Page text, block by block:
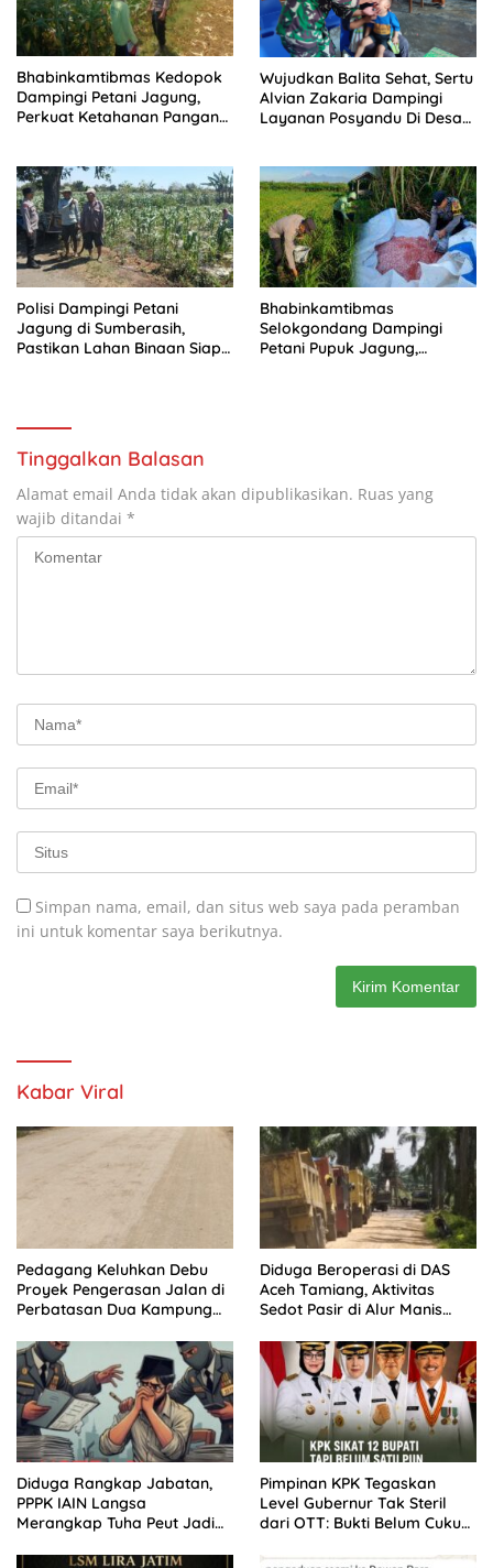
Bhabinkamtibmas Kedopok
Dampingi Petani Jagung,
Perkuat Ketahanan Pangan
Wujudkan Balita Sehat, Sertu
Alvian Zakaria Dampingi
Layanan Posyandu Di Desa
Polisi Dampingi Petani
Jagung di Sumberasih,
Pastikan Lahan Binaan Siap
Bhabinkamtibmas
Selokgondang Dampingi
Petani Pupuk Jagung,
Tinggalkan Balasan
Alamat email Anda tidak akan dipublikasikan. Ruas yang
wajib ditandai *
Simpan nama, email, dan situs web saya pada peramban
ini untuk komentar saya berikutnya.
Kabar Viral
Pedagang Keluhkan Debu
Proyek Pengerasan Jalan di
Perbatasan Dua Kampung
Diduga Beroperasi di DAS
Aceh Tamiang, Aktivitas
Sedot Pasir di Alur Manis
Diduga Rangkap Jabatan,
PPPK IAIN Langsa
Merangkap Tuha Peut Jadi
Pimpinan KPK Tegaskan
Level Gubernur Tak Steril
dari OTT: Bukti Belum Cukup,